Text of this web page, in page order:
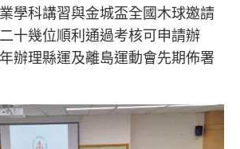
學科講習與金城盃全國木球邀請
十幾位順利通過考核可申請辦
辦理縣運及離島運動會先期佈署